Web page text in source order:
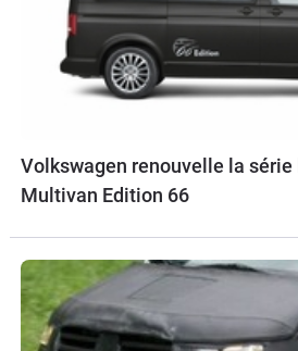
Volkswagen renouvelle la
Multivan Edition 66